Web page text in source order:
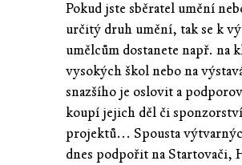
Pokud jste sběratel umění
určitý druh umění, tak se k
umělcům dostanete např. na
vysokých škol nebo na
snazšího je oslovit a
koupí jejich děl či
projektů... Spousta
dnes podpořit na Startovači,